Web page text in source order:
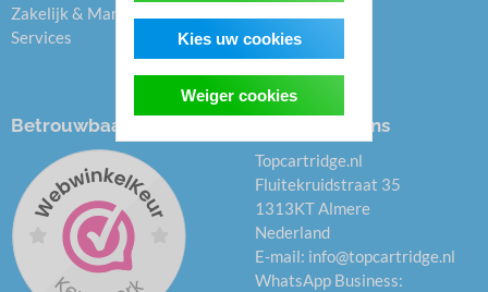
Zakelijk & Managed Print
Services
Onze gegevens
Topcartridge.nl
Fluitekruidstraat 35
1313KT Almere
Nederland
E-mail: info@topcartridge.nl
WhatsApp Business:
Betrouwbaar kopen
Kies uw cookies
Weiger cookies